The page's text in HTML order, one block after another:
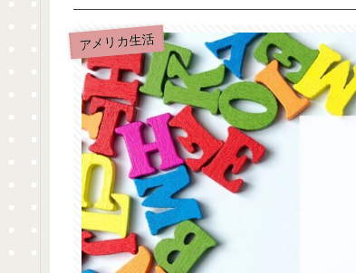
アメリカ生活